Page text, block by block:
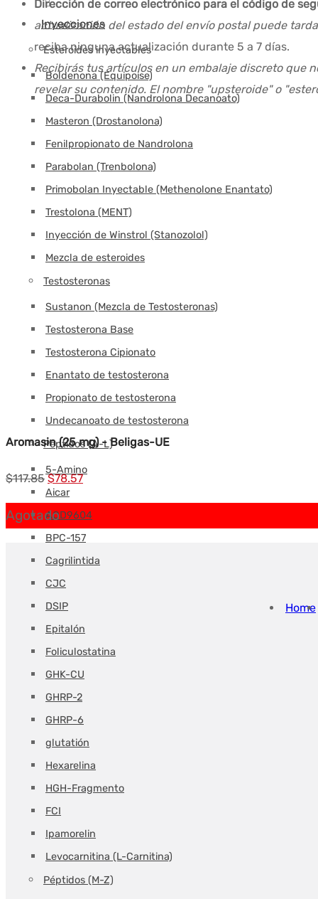
Inyecciones
Esteroides inyectables
Boldenona (Equipoise)
Deca-Durabolin (Nandrolona Decanoato)
Masteron (Drostanolona)
Fenilpropionato de Nandrolona
Parabolan (Trenbolona)
Primobolan Inyectable (Methenolone Enantato)
Trestolona (MENT)
Inyección de Winstrol (Stanozolol)
Mezcla de esteroides
Testosteronas
Sustanon (Mezcla de Testosteronas)
Testosterona Base
Testosterona Cipionato
Enantato de testosterona
Propionato de testosterona
Undecanoato de testosterona
Péptidos (A-L)
5-Amino
Aicar
AOD9604
BPC-157
Cagrilintida
CJC
DSIP
Epitalón
Foliculostatina
GHK-CU
GHRP-2
GHRP-6
glutatión
Hexarelina
HGH-Fragmento
FCI
Ipamorelin
Levocarnitina (L-Carnitina)
Péptidos (M-Z)
Dirección de correo electrónico para el código de
actualización del estado del envío postal puede
reciba ninguna actualización durante 5 a 7 días.
Recibirás tus artículos en un embalaje discreto que
revelar su contenido. El nombre "upsteroide" o
Aromasin (25 mg) - Beligas-UE
$117.85El
precio
original
era:
$117.85.
$78.57El
actual
es:
$78.57.
Agotado
Home